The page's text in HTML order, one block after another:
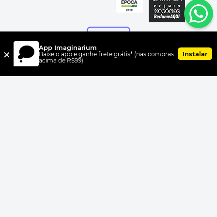
FORMAS DE PAGAMENTO
× App Imaginarium
Baixe o app e ganhe frete grátis* (nas compras
acima de R$99)
Instalar